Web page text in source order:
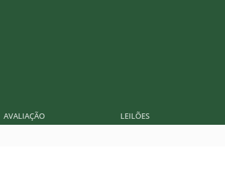
AVALIAÇÃO LEILÕES